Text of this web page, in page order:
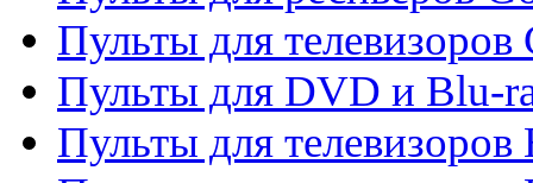
Пульты для телевизоров
Пульты для DVD и Blu-
Пульты для телевизоров